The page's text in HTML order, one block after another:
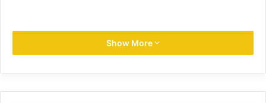
Show More